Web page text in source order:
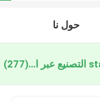
حول نا
stainless steel sheet and strip التصنيع عبر الإنترنت(277)